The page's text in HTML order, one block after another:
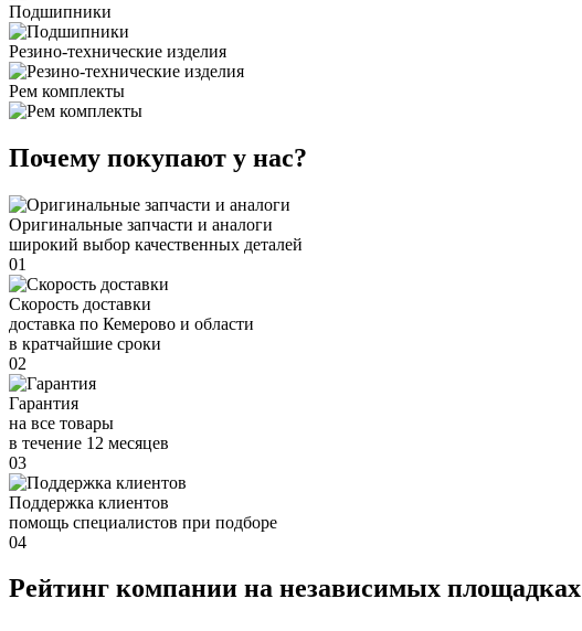
Подшипники
Резино-технические изделия
Рем комплекты
Почему покупают у нас?
Оригинальные запчасти и аналоги
широкий выбор качественных деталей
01
Скорость доставки
доставка по Кемерово и области
в кратчайшие сроки
02
Гарантия
на все товары
в течение 12 месяцев
03
Поддержка клиентов
помощь специалистов при подборе
04
Рейтинг компании на независимых площадках